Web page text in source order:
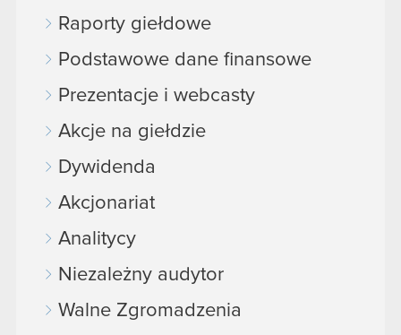
Raporty giełdowe
Podstawowe dane finansowe
Prezentacje i webcasty
Akcje na giełdzie
Dywidenda
Akcjonariat
Analitycy
Niezależny audytor
Walne Zgromadzenia